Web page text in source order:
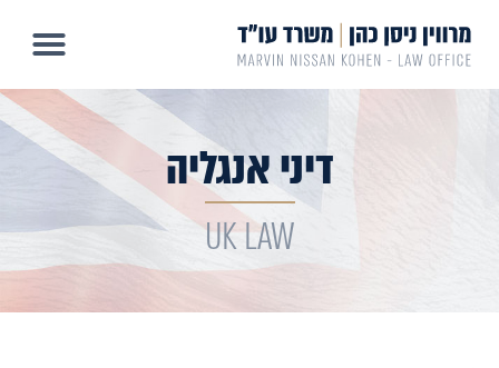
דיני אנגליה
UK LAW